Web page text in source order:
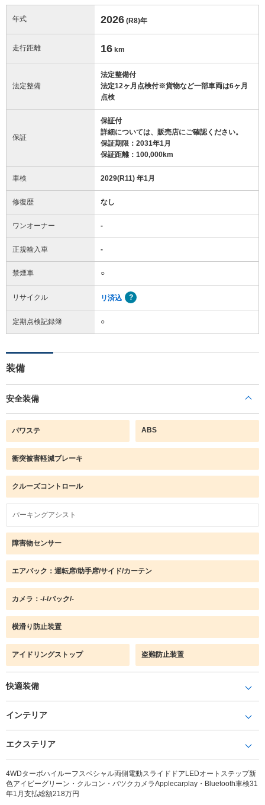
年式 2026 (R8)年
走行距離 16 km
法定整備
法定整備付
法定12ヶ月点検付※貨物など一部車両は6ヶ月
点検
保証
保証付
詳細については、販売店にご確認ください。
保証期限：2031年1月
保証距離：100,000km
車検 2029(R11) 年1月
修復歴 なし
ワンオーナー -
正規輸入車 -
禁煙車 ○
リサイクル リ済込
定期点検記録簿 ○
装備
安全装備
パワステ ABS
衝突被害軽減ブレーキ
クルーズコントロール
パーキングアシスト
障害物センサー
エアバック：運転席/助手席/サイド/カーテン
カメラ：-/-/バック/-
横滑り防止装置
アイドリングストップ 盗難防止装置
快適装備
インテリア
エクステリア
4WDターボハイルーフスペシャル両側電動スライドドアLEDオートステップ新
色アイビーグリーン・クルコン・バツクカメラApplecarplay・Bluetooth車検31
年1月支払総額218万円